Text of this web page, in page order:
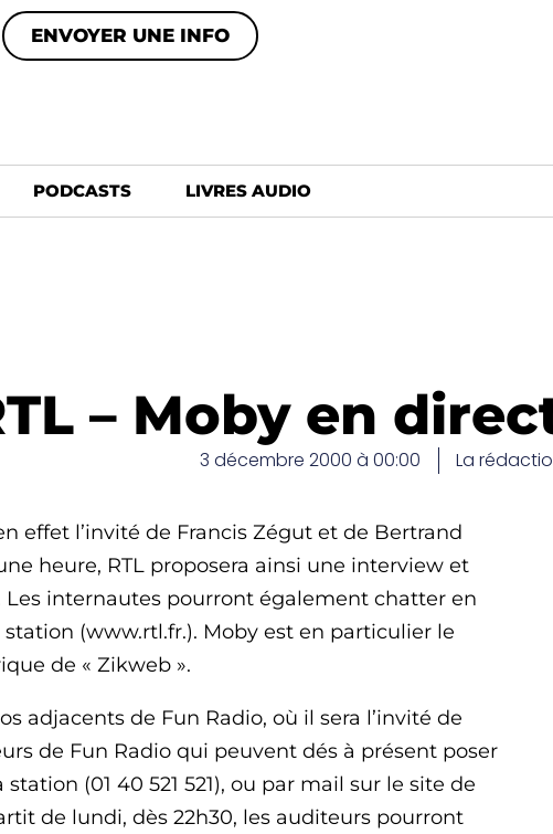
ENVOYER UNE INFO
PODCASTS LIVRES AUDIO
– Moby en
3 décembre 2000 à 00:00 La
effet l’invité de Francis Zégut et de Bertrand
heure, RTL proposera ainsi une interview et
Les internautes pourront également chatter en
(www.rtl.fr.). Moby est en particulier le
de « Zikweb ».
adjacents de Fun Radio, où il sera l’invité de
de Fun Radio qui peuvent dés à présent poser
(01 40 521 521), ou par mail sur le site de
de lundi, dès 22h30, les auditeurs pourront